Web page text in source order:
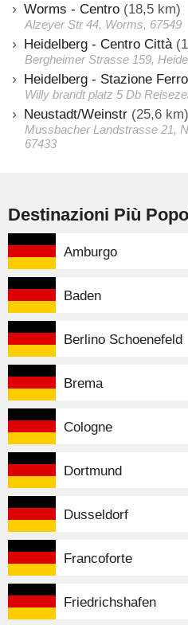
Worms - Centro (18,5 km)
Alzeyer Str 44, Worms, 67549
Heidelberg - Centro Città
Bergheimer Strasse 159,
Heidelberg - Stazione
Willy brandt platz 5 Db
Neustadt/Weinstr (25,6 km)
Mussbacher Landstrasse 21,
67433
Destinazioni Più
Amburgo
Baden
Berlino Schoenefeld
Brema
Cologne
Dortmund
Dusseldorf
Francoforte
Friedrichshafen